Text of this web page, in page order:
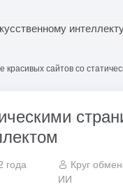
красивых сайтов со
года
Круг
ИИ